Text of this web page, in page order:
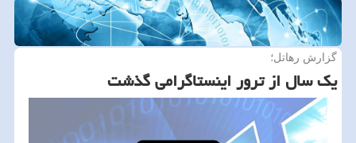
گزارش رهاتل؛
یك سال از ترور اینستاگرامی گذشت